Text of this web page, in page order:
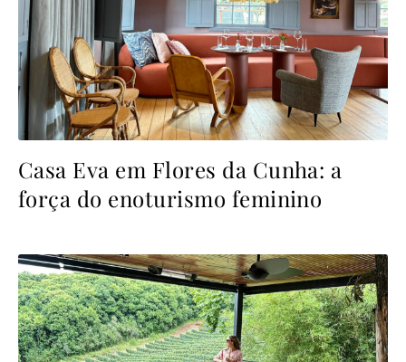
Casa Eva em Flores da Cunha: a
força do enoturismo feminino